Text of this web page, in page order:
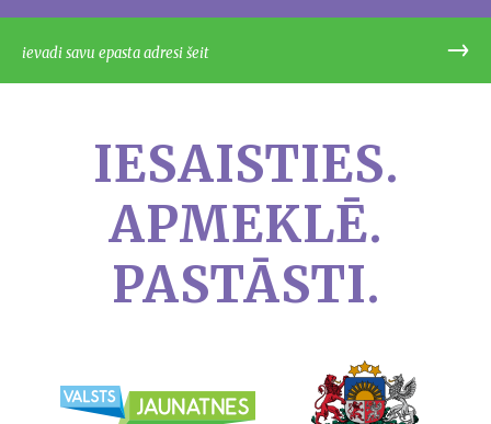
IESAISTIES.
APMEKLĒ.
PASTĀSTI.